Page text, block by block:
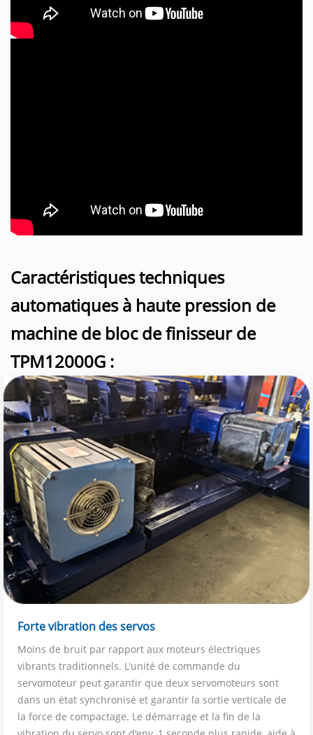
Caractéristiques techniques
automatiques à haute pression de
machine de bloc de finisseur de
TPM12000G :
Forte vibration des servos
Moins de bruit par rapport aux moteurs électriques
vibrants traditionnels. L'unité de commande du
servomoteur peut garantir que deux servomoteurs sont
dans un état synchronisé et garantir la sortie verticale de
la force de compactage. Le démarrage et la fin de la